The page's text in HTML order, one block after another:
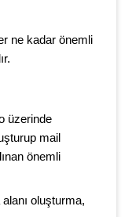
ne kadar önemli
üzerinde
mail
önemli
oluşturma,